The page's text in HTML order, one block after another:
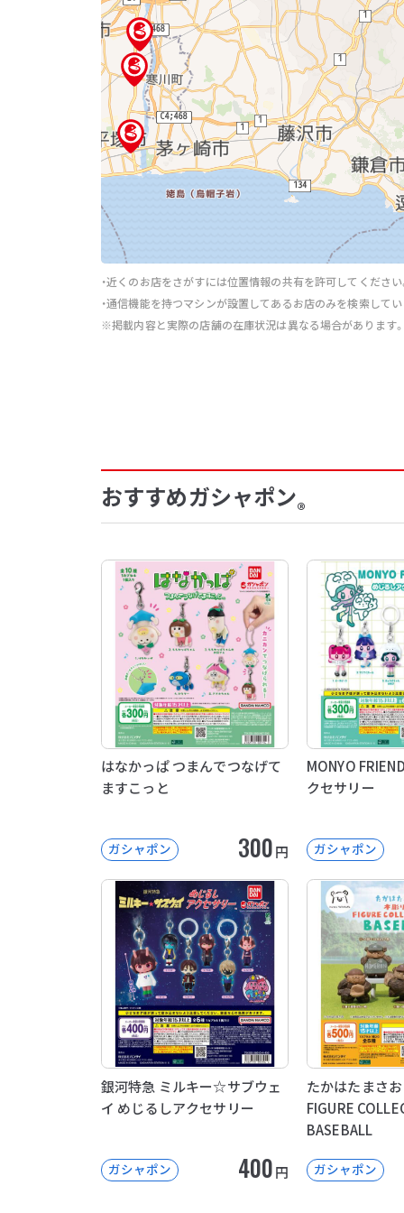
・近くのお店をさがすには位置情報の共有を許可してください
・通信機能を持つマシンが設置してあるお店のみを検索して
※掲載内容と実際の店舗の在庫状況は異なる場合があります
おすすめガシャポン®
はなかっぱ つまんでつなげて
ますこっと
ガシャポン 300円
MONYO
クセサリー
ガシャポン
銀河特急 ミルキー☆サブウェ
イ めじるしアクセサリー
ガシャポン 400円
たかはたまさ
FIGURE
BASEBALL
ガシャポン